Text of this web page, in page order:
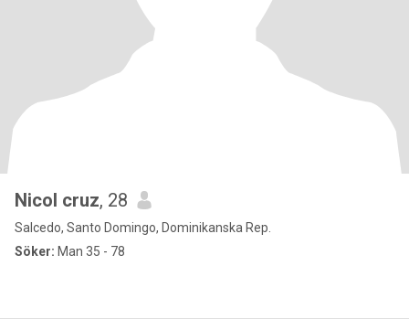
Nicol cruz, 28
Salcedo, Santo Domingo, Dominikanska Rep.
Söker: Man 35 - 78